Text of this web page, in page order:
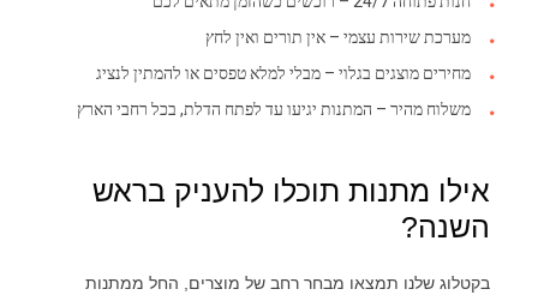
מערכת שירות עצמי – אין תורים ואין לחץ
מחירים מוצגים בגלוי – מבלי למלא טפסים או להמתין לנציג
משלוח מהיר – המתנות יגיעו עד לפתח הדלת, בכל רחבי הארץ
אילו מתנות תוכלו להעניק בראש
השנה?
בקטלוג שלנו תמצאו מבחר רחב של מוצרים, החל ממתנות